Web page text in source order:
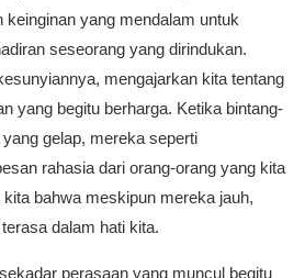
keinginan yang mendalam untuk
seseorang yang dirindukan.
mengajarkan kita tentang
yang begitu berharga. Ketika bintang-
gelap, mereka seperti
rahasia dari orang-orang yang kita
bahwa meskipun mereka jauh,
dalam hati kita.
perasaan yang muncul begitu